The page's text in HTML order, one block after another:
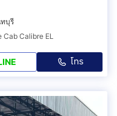
บุรี
Calibre EL
โทร